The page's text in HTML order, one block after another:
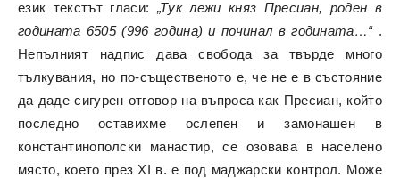
език текстът гласи: „Тук лежи княз Пресиан, роден в
годината 6505 (996 година) и починал в годината…“.
Непълният надпис дава свобода за твърде много
тълкувания, но по-същественото е, че не е в състояние
да даде сигурен отговор на въпроса как Пресиан, който
последно оставихме ослепен и замонашен в
константинополски манастир, се озовава в населено
място, което през XI в. е под маджарски контрол. Може